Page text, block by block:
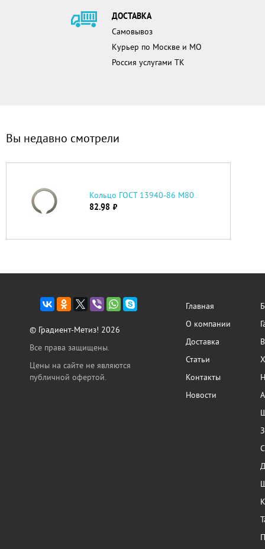
ДОСТАВКА
Самовывоз
Курьер по Москве и МО
Россия услугами ТК
Вы недавно смотрели
Кольцо ГОСТ 13940-86 М80
82.98 руб.
© Градиент-Метиз! 2026
Все права защищены.
Цены на сайте не являются
публичной офертой.
Главная
О компании
Доставка
Статьи
Контакты
Новости